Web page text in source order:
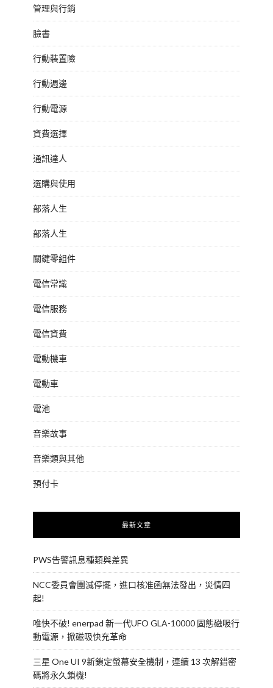
管理與行銷
臉書
行動裝置險
行動週邊
行動電源
資費選擇
通訊達人
選購與使用
部落人生
部落人生
關鍵零組件
電信常識
電信服務
電信資費
電動機車
電動車
電池
音樂故事
音樂類與其他
預付卡
最新文章
PWS告警訊息種類與差異
NCC委員會團滅停擺，進口核准函無法發出，災情四
起!
唯快不破! enerpad 新一代UFO GLA-10000 固態磁吸行
動電源，掀磁吸快充革命
三星 One UI 9新鎖定螢幕安全機制，連續 13 次解錯密
碼將永久鎖機!